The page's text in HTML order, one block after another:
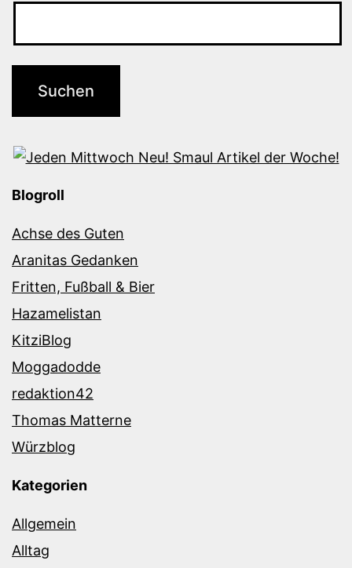
Blogroll
Achse des Guten
Aranitas Gedanken
Fritten, Fußball & Bier
Hazamelistan
KitziBlog
Moggadodde
redaktion42
Thomas Matterne
Würzblog
Kategorien
Allgemein
Alltag